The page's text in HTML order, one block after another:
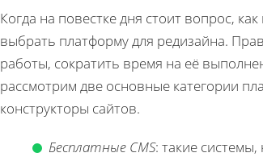
Когда на повестке дня стоит вопрос,
выбрать платформу для редизайна.
работы, сократить время на её
рассмотрим две основные категории
конструкторы сайтов.
Бесплатные CMS: такие